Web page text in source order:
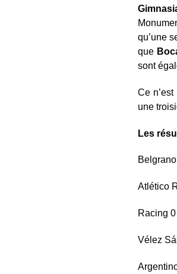
qu’une
que
sont
Ce
une
Les
Atlético
Racing 0
Vélez